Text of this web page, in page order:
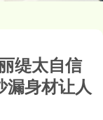
缇太自信
漏身材让人